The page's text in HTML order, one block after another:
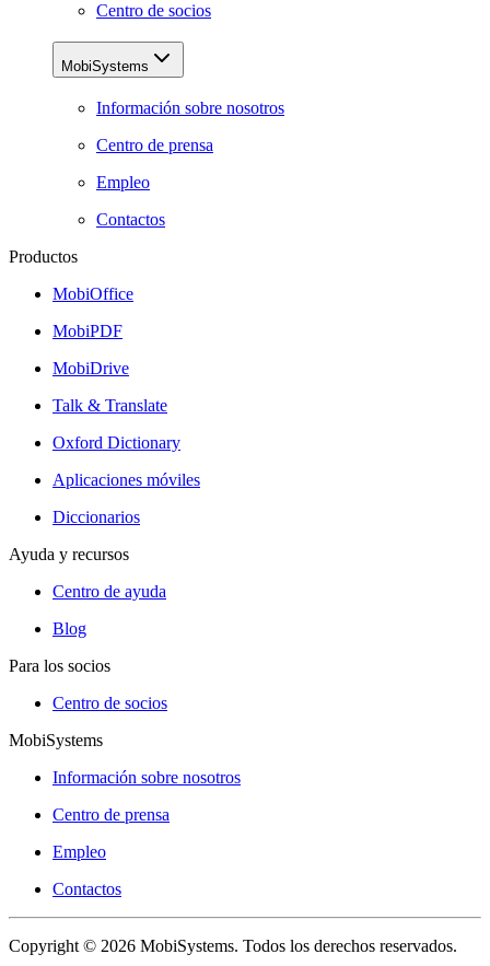
Centro de socios
MobiSystems
Información sobre nosotros
Centro de prensa
Empleo
Contactos
Productos
MobiOffice
MobiPDF
MobiDrive
Talk & Translate
Oxford Dictionary
Aplicaciones móviles
Diccionarios
Ayuda y recursos
Centro de ayuda
Blog
Para los socios
Centro de socios
MobiSystems
Información sobre nosotros
Centro de prensa
Empleo
Contactos
Copyright © 2026 MobiSystems. Todos los derechos reservados.